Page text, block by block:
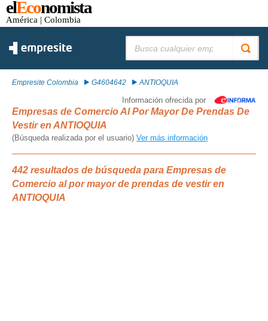
elEconomista
América | Colombia
Empresite Colombia G4604642 ANTIOQUIA
Información ofrecida por
Empresas de Comercio Al Por Mayor De Prendas De
Vestir en ANTIOQUIA
(Búsqueda realizada por el usuario) Ver más información
442 resultados de búsqueda para Empresas de
Comercio al por mayor de prendas de vestir en
ANTIOQUIA